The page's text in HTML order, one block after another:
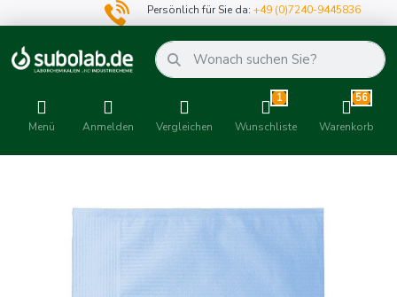
Persönlich für Sie da:+49 (0)7240-9445836
Menü Anmelden Vergleichen
1
Wunschliste
56
Warenkorb